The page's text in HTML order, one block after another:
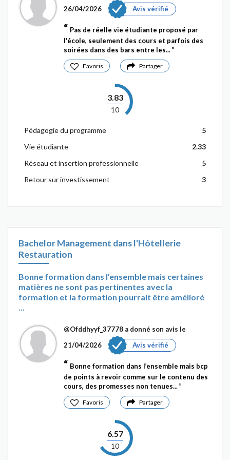
26/04/2026
Avis vérifié
Pas de réelle vie étudiante proposé par
l'école, seulement des cours et parfois des
soirées dans des bars entre les...
Favoris Partager
3.83
10
Pédagogie du programme
5
Vie étudiante
2.33
Réseau et insertion professionnelle
5
Retour sur investissement
3
Bachelor Management dans l'Hôtellerie
Restauration
Bonne formation dans l’ensemble mais certaines
matières ne sont pas pertinentes avec la
formation et la formation pourrait être amélioré
...
@Ofddhyyf_37778 a donné son avis le
21/04/2026
Avis vérifié
Bonne formation dans l’ensemble mais bcp
de points à revoir comme sur le contenu des
cours, des promesses non tenues...
Favoris Partager
6.57
10